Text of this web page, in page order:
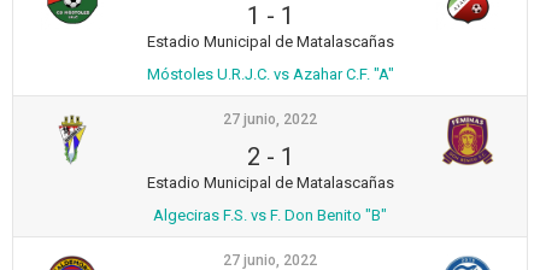
1 - 1
Estadio Municipal de Matalascañas
Móstoles U.R.J.C. vs Azahar C.F. "A"
27 junio, 2022
2 - 1
Estadio Municipal de Matalascañas
Algeciras F.S. vs F. Don Benito "B"
27 junio, 2022